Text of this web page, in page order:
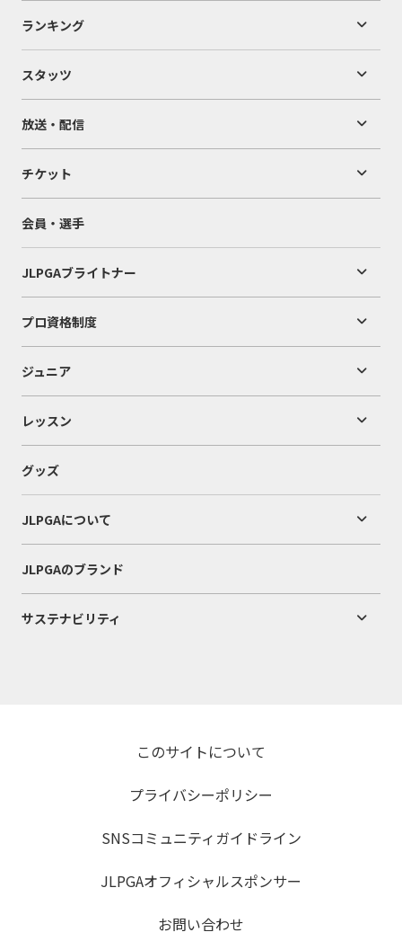
ランキング
スタッツ
放送・配信
チケット
会員・選手
JLPGAブライトナー
プロ資格制度
ジュニア
レッスン
グッズ
JLPGAについて
JLPGAのブランド
サステナビリティ
このサイトについて
プライバシーポリシー
SNSコミュニティガイドライン
JLPGAオフィシャルスポンサー
お問い合わせ